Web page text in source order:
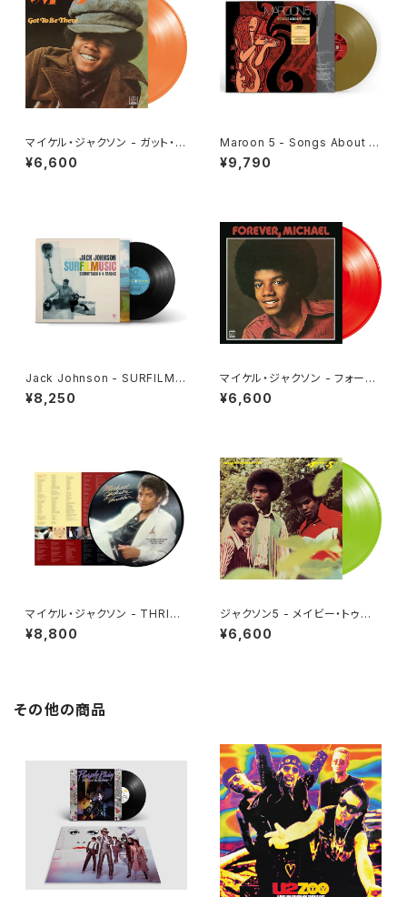
マイケル・ジャクソン - ガット・ト
ゥ・ビー・ゼア[クリア・オレンジ]
(LP重量盤)
¥6,600
Maroon 5 - Songs About J
ane[Gold Vinyl](LP)
¥9,790
Jack Johnson - SURFILMU
SIC(2LP)
¥8,250
マイケル・ジャクソン - フォーエ
ヴァー・マイケル[クリア・レッド]
(LP重量盤)
¥6,600
マイケル・ジャクソン - THRILL
ER[PICTURE VINYL](LP)
¥8,800
ジャクソン5 - メイビー・トゥモ
ロー [さよならは言わないで](L
P重量盤)
¥6,600
その他の商品